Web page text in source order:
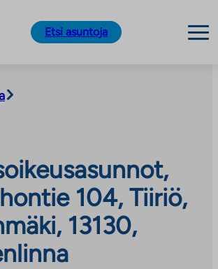
Etsi asuntoja
104, Tiiriö,
13130,